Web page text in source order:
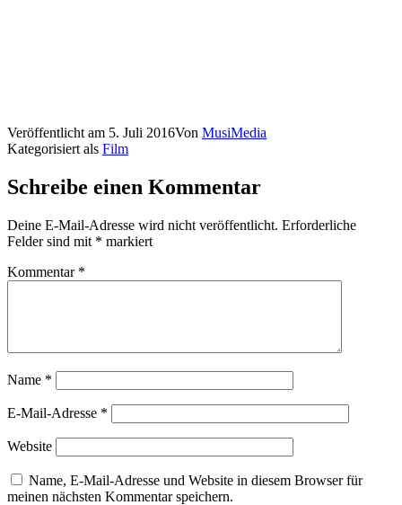
Veröffentlicht am 5. Juli 2016Von MusiMedia
Kategorisiert als Film
Schreibe einen Kommentar
Deine E-Mail-Adresse wird nicht veröffentlicht. Erforderliche
Felder sind mit * markiert
Kommentar *
Name *
E-Mail-Adresse *
Website
Name, E-Mail-Adresse und Website in diesem Browser für
meinen nächsten Kommentar speichern.